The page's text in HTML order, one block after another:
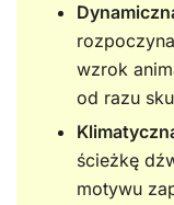
wzrok
od razu
ścieżkę
motywu